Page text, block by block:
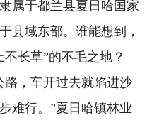
于都兰县夏日哈国家
县域东部。谁能想到，
长草”的不毛之地？
，车开过去就陷进沙
难行。”夏日哈镇林业